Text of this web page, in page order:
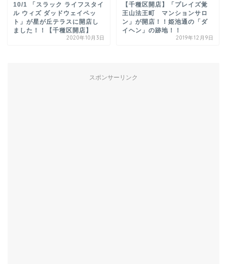
10/1 「スラック ライフスタイ
ル ウィズ ダッドウェイペッ
ト」が星が丘テラスに開店し
ました！！【千種区開店】
2020年10月3日
【千種区開店】「プレイズ覚
王山法王町 マンションサロ
ン」が開店！！姫池通の「ダ
イヘン」の跡地！！
2019年12月9日
スポンサーリンク